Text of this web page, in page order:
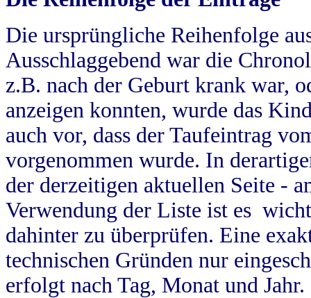
Die ursprüngliche Reihenfolge
Ausschlaggebend war die
z.B. nach der Geburt krank war,
anzeigen konnten, wurde das
auch vor, dass der Taufeintrag
vorgenommen wurde. In
der derzeitigen aktuellen Seite -
Verwendung der Liste ist es
dahinter zu überprüfen. Eine
technischen Gründen nur
erfolgt nach Tag, Monat und Jahr.